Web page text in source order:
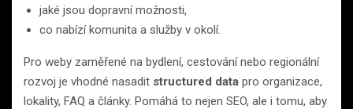
jaké jsou dopravní možnosti,
co nabízí komunita a služby v okolí.
Pro weby zaměřené na bydlení, cestování nebo regionální
rozvoj je vhodné nasadit structured data pro organizace,
lokality, FAQ a články. Pomáhá to nejen SEO, ale i tomu, aby